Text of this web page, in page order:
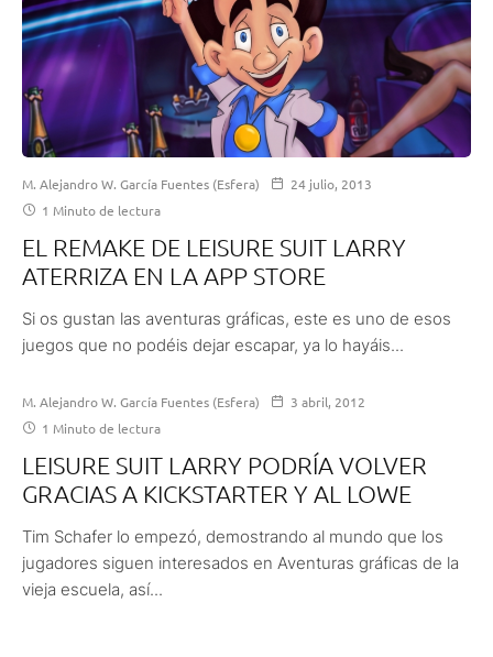
M. Alejandro W. García Fuentes (Esfera)
24 julio, 2013
1 Minuto de lectura
EL REMAKE DE LEISURE SUIT LARRY
ATERRIZA EN LA APP STORE
Si os gustan las aventuras gráficas, este es uno de esos
juegos que no podéis dejar escapar, ya lo hayáis...
M. Alejandro W. García Fuentes (Esfera)
3 abril, 2012
1 Minuto de lectura
LEISURE SUIT LARRY PODRÍA VOLVER
GRACIAS A KICKSTARTER Y AL LOWE
Tim Schafer lo empezó, demostrando al mundo que los
jugadores siguen interesados en Aventuras gráficas de la
vieja escuela, así...